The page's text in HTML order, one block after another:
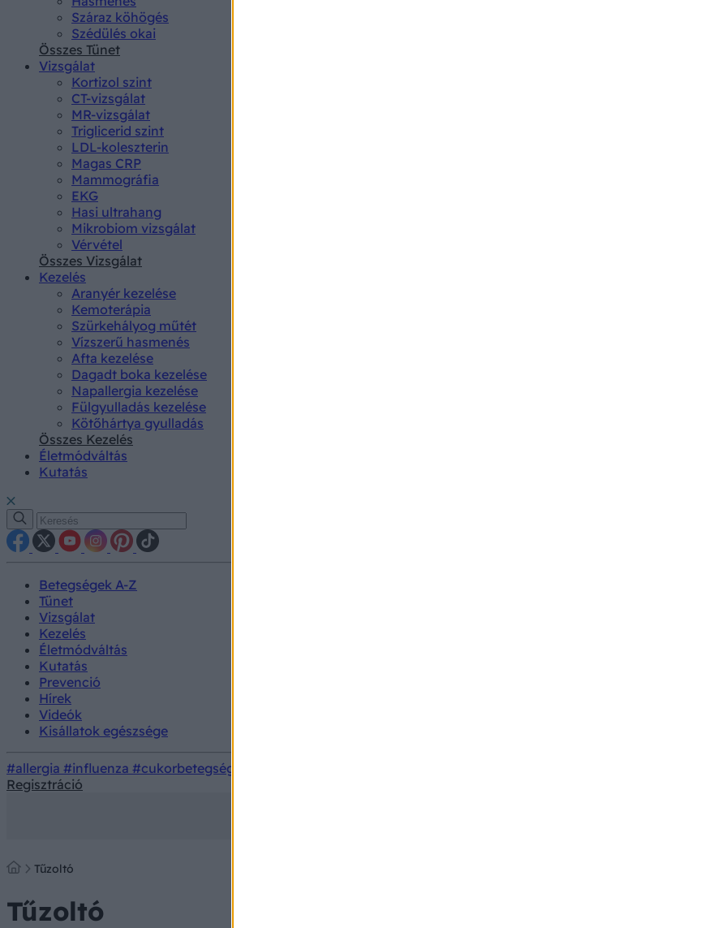
Száraz köhögés
Szédülés okai
Összes Tünet
Vizsgálat
Kortizol szint
CT-vizsgálat
MR-vizsgálat
Triglicerid szint
LDL-koleszterin
Magas CRP
Mammográfia
EKG
Hasi ultrahang
Mikrobiom vizsgálat
Vérvétel
Összes Vizsgálat
Kezelés
Aranyér kezelése
Kemoterápia
Szürkehályog műtét
Vízszerű hasmenés
Afta kezelése
Dagadt boka kezelése
Napallergia kezelése
Fülgyulladás kezelése
Kötőhártya gyulladás
Összes Kezelés
Életmódváltás
Kutatás
Betegségek A-Z
Tünet
Vizsgálat
Kezelés
Életmódváltás
Kutatás
Prevenció
Hírek
Videók
Kisállatok egészsége
#allergia #influenza #cukorbetegség
Regisztráció
Tűzoltó
Tűzoltó